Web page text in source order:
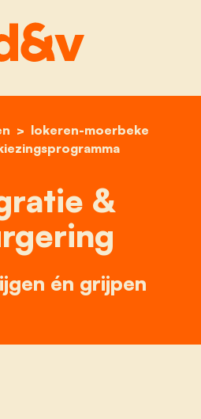
home
lokeren-moerbeke
integratie & inburgering
&
én grijpen